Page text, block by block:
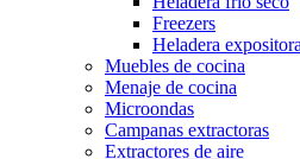
Freezers
Heladera
Muebles de cocina
Menaje de cocina
Microondas
Campanas extractoras
Extractores de aire